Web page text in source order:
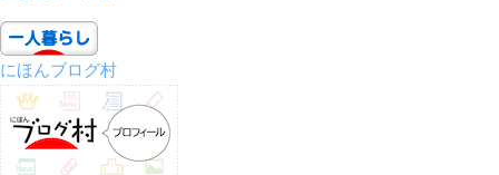
にほんブログ村